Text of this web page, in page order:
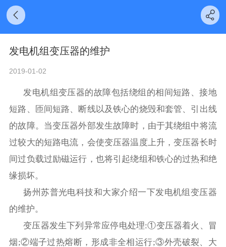
发电机组变压器的维护
2019-01-02
发电机组变压器的故障包括绕组的相间短路、接地
短路、匝间短路、断线以及铁心的烧毁和套管、引出线
的故障。当变压器外部发生故障时，由于其绕组中将流
过较大的短路电流，会使变压器温度上升，变压器长时
间过负载过励磁运行，也将引起绕组和铁心的过热和绝
缘损坏。
扬州苏普光电科技和大家介绍一下发电机组变压器
的维护。
变压器发生下列异常应停电处理:①变压器着火、冒
烟;②端子过热熔断，形成非全相运行;③外壳破裂、大